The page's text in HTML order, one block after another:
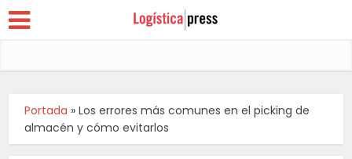
Portada »Los errores más comunes en el picking de
almacén y cómo evitarlos